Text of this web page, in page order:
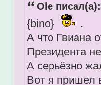
Ole писал(а):
{bino}
.
А что Гвиана
Президента
А серьёзно
Вот я пришел